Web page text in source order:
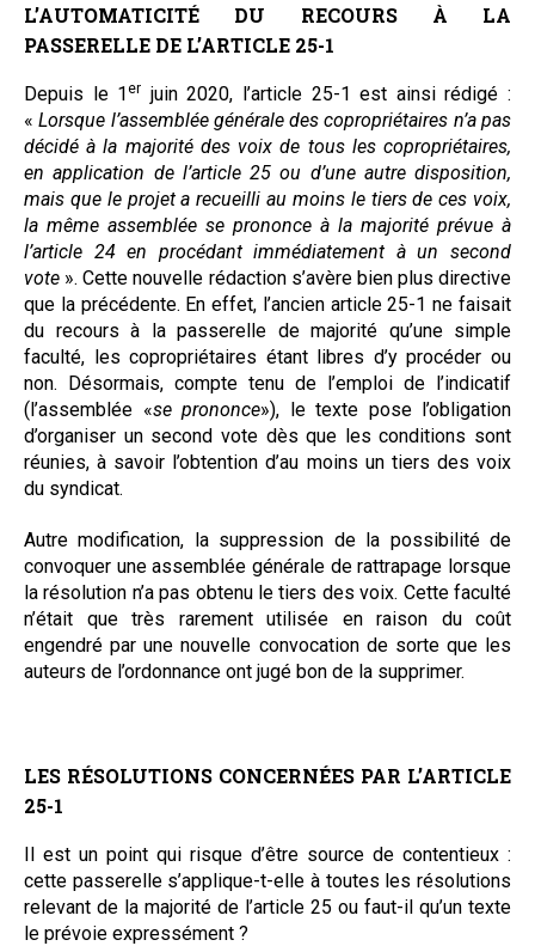
L’AUTOMATICITÉ DU RECOURS À LA
PASSERELLE DE L’ARTICLE 25-1
Depuis le 1er juin 2020, l’article 25-1 est ainsi rédigé :
«Lorsque l’assemblée générale des copropriétaires n’a pas
décidé à la majorité des voix de tous les copropriétaires,
en application de l’article 25 ou d’une autre disposition,
mais que le projet a recueilli au moins le tiers de ces voix,
la même assemblée se prononce à la majorité prévue à
l’article 24 en procédant immédiatement à un second
vote ». Cette nouvelle rédaction s’avère bien plus directive
que la précédente. En effet, l’ancien article 25-1 ne faisait
du recours à la passerelle de majorité qu’une simple
faculté, les copropriétaires étant libres d’y procéder ou
non. Désormais, compte tenu de l’emploi de l’indicatif
(l’assemblée «se prononce»), le texte pose l’obligation
d’organiser un second vote dès que les conditions sont
réunies, à savoir l’obtention d’au moins un tiers des voix
du syndicat.
Autre modification, la suppression de la possibilité de
convoquer une assemblée générale de rattrapage lorsque
la résolution n’a pas obtenu le tiers des voix. Cette faculté
n’était que très rarement utilisée en raison du coût
engendré par une nouvelle convocation de sorte que les
auteurs de l’ordonnance ont jugé bon de la supprimer.
LES RÉSOLUTIONS CONCERNÉES PAR L’ARTICLE
25-1
Il est un point qui risque d’être source de contentieux :
cette passerelle s’applique-t-elle à toutes les résolutions
relevant de la majorité de l’article 25 ou faut-il qu’un texte
le prévoie expressément ?